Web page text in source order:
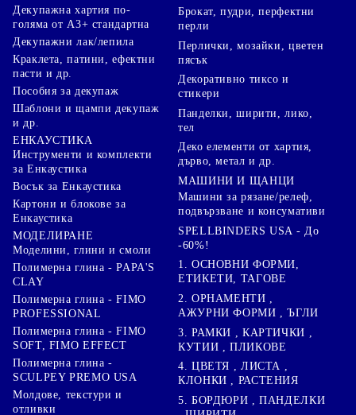
Декупажна хартия по-
голяма от А3+ стандартна
Декупажни лак/лепила
Краклета, патини, ефектни
пасти и др.
Пособия за декупаж
Шаблони и щампи декупаж
и др.
ЕНКАУСТИКА
Инструменти и комплекти
за Енкаустика
Восък за Енкаустика
Картони и блокове за
Енкаустика
МОДЕЛИРАНЕ
Моделини, глини и смоли
Полимерна глина - PAPA'S
CLAY
Полимерна глина - FIMO
PROFESSIONAL
Полимерна глина - FIMO
SOFT, FIMO EFFECT
Полимерна глина -
SCULPEY PREMO USA
Молдове, текстури и
отливки
Брокат, пудри, перфектни
перли
Перлички, мозайки, цветен
пясък
Декоративно тиксо и
стикери
Панделки, ширити, лико,
тел
Деко елементи от хартия,
дърво, метал и др.
МАШИНИ И ЩАНЦИ
Машини за рязане/релеф,
подвързване и консумативи
SPELLBINDERS USA - До
-60%!
1. ОСНОВНИ ФОРМИ,
ЕТИКЕТИ, ТАГОВЕ
2. ОРНАМЕНТИ ,
АЖУРНИ ФОРМИ , ЪГЛИ
3. РАМКИ , КАРТИЧКИ ,
КУТИИ , ПЛИКОВЕ
4. ЦВЕТЯ , ЛИСТА ,
КЛОНКИ , РАСТЕНИЯ
5. БОРДЮРИ , ПАНДЕЛКИ